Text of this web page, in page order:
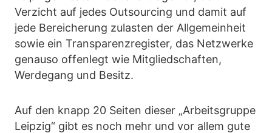
Verzicht auf jedes Outsourcing und damit auf
jede Bereicherung zulasten der Allgemeinheit
sowie ein Transparenzregister, das Netzwerke
genauso offenlegt wie Mitgliedschaften,
Werdegang und Besitz.
Auf den knapp 20 Seiten dieser „Arbeitsgruppe
Leipzig“ gibt es noch mehr und vor allem gute